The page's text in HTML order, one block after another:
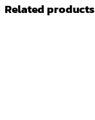
Related products